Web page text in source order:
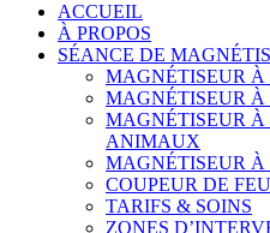
ACCUEIL
À PROPOS
SÉANCE DE
MAGNÉTISEUR À
MAGNÉTISEUR À
MAGNÉTISEUR À
ANIMAUX
MAGNÉTISEUR À
COUPEUR DE
TARIFS & SOINS
ZONES